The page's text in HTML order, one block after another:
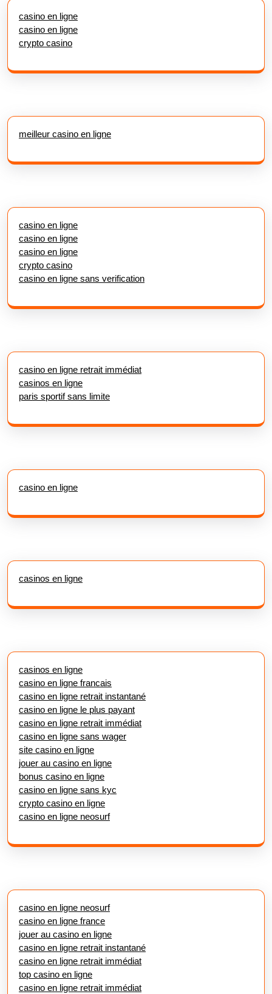
casino en ligne
casino en ligne
crypto casino
meilleur casino en ligne
casino en ligne
casino en ligne
casino en ligne
crypto casino
casino en ligne sans verification
casino en ligne retrait immédiat
casinos en ligne
paris sportif sans limite
casino en ligne
casinos en ligne
casinos en ligne
casino en ligne francais
casino en ligne retrait instantané
casino en ligne le plus payant
casino en ligne retrait immédiat
casino en ligne sans wager
site casino en ligne
jouer au casino en ligne
bonus casino en ligne
casino en ligne sans kyc
crypto casino en ligne
casino en ligne neosurf
casino en ligne neosurf
casino en ligne france
jouer au casino en ligne
casino en ligne retrait instantané
casino en ligne retrait immédiat
top casino en ligne
casino en ligne retrait immédiat